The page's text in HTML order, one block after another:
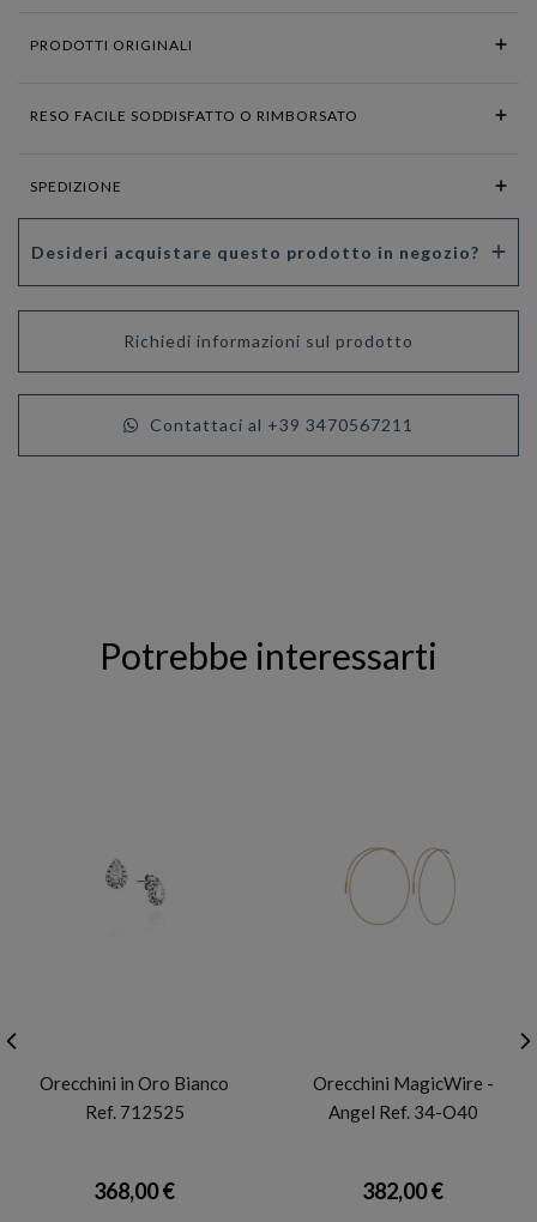
PRODOTTI ORIGINALI
RESO FACILE SODDISFATTO O RIMBORSATO
SPEDIZIONE
Desideri acquistare questo prodotto in negozio?
Richiedi informazioni sul prodotto
Contattaci al +39 3470567211
Potrebbe interessarti
Orecchini in Oro Bianco
Ref. 712525
368,00 €
Orecchini MagicWire -
Angel Ref. 34-O40
382,00 €